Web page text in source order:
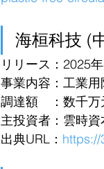
海桓科技 (
リリース：2025
事業内容：工業
調達額　：数千
主投資者：雲時資
出典URL： https://